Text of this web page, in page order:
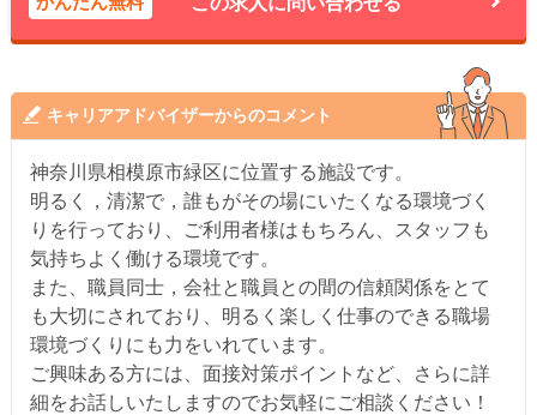
キャリアアドバイザーからのコメント
神奈川県相模原市緑区に位置する施設です。
明るく，清潔で，誰もがその場にいたくなる環境づく
りを行っており、ご利用者様はもちろん、スタッフも
気持ちよく働ける環境です。
また、職員同士，会社と職員との間の信頼関係をとて
も大切にされており、明るく楽しく仕事のできる職場
環境づくりにも力をいれています。
ご興味ある方には、面接対策ポイントなど、さらに詳
細をお話しいたしますのでお気軽にご相談ください！